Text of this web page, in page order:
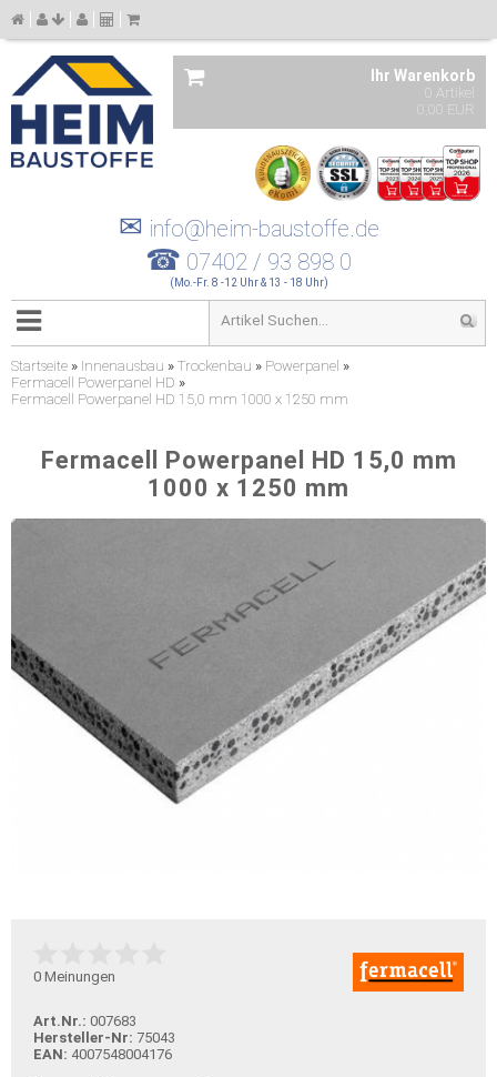
Ihr Warenkorb
0 Artikel
0,00 EUR
✉ info@heim-baustoffe.de
☎ 07402 / 93 898 0
(Mo.-Fr. 8 -12 Uhr & 13 - 18 Uhr)
Startseite » Innenausbau » Trockenbau » Powerpanel »
Fermacell Powerpanel HD »
Fermacell Powerpanel HD 15,0 mm 1000 x 1250 mm
Fermacell Powerpanel HD 15,0 mm
1000 x 1250 mm
0 Meinungen
Art.Nr.: 007683
Hersteller-Nr: 75043
EAN: 4007548004176